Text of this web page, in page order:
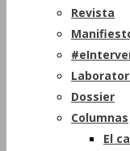
Revista
Dossier
Columnas
El